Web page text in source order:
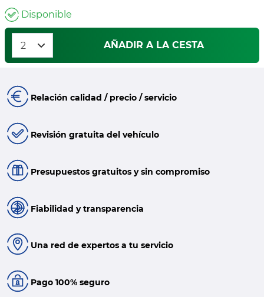
Disponible
AÑADIR A LA CESTA
Relación calidad / precio / servicio
Revisión gratuita del vehículo
Presupuestos gratuitos y sin compromiso
Fiabilidad y transparencia
Una red de expertos a tu servicio
Pago 100% seguro